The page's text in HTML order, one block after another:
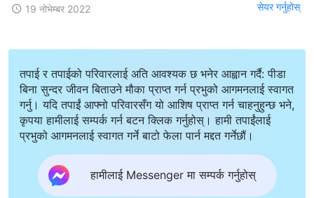
19 नोभेम्बर 2022 सेयर गर्नुहोस्
तपाई र तपाईको परिवारलाई अति आवश्यक छ भनेर आह्वान गर्दै: पीडा
बिना सुन्दर जीवन बिताउने मौका प्राप्त गर्न प्रभुको आगमनलाई स्वागत
गर्नु। यदि तपाईं आफ्नो परिवारसँग यो आशिष प्राप्त गर्न चाहनुहुन्छ भने,
कृपया हामीलाई सम्पर्क गर्न बटन क्लिक गर्नुहोस्। हामी तपाईंलाई
प्रभुको आगमनलाई स्वागत गर्ने बाटो फेला पार्न मद्दत गर्नेछौं।
हामीलाई Messenger मा सम्पर्क गर्नुहोस्